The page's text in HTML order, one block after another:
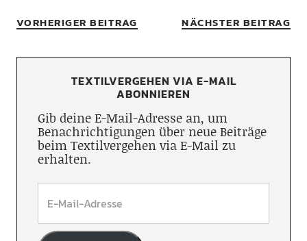
VORHERIGER BEITRAG NÄCHSTER BEITRAG
TEXTILVERGEHEN VIA E-MAIL
ABONNIEREN
Gib deine E-Mail-Adresse an, um
Benachrichtigungen über neue Beiträge
beim Textilvergehen via E-Mail zu
erhalten.